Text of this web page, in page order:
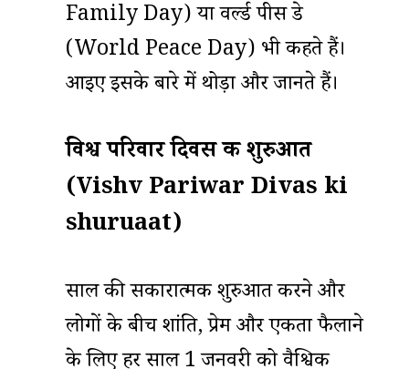
Family Day) या वर्ल्ड पीस डे
(World Peace Day) भी कहते हैं।
आइए इसके बारे में थोड़ा और जानते हैं।
विश्व परिवार दिवस की शुरुआत
(Vishv Pariwar Divas ki
shuruaat)
साल की सकारात्मक शुरुआत करने और
लोगों के बीच शांति, प्रेम और एकता फैलाने